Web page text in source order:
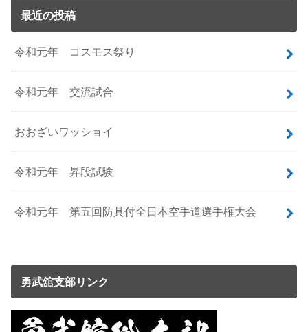
最近の投稿
令和元年 コスモス祭り
令和元年 交流試合
おおざいワッショイ
令和元年 昇段試験
令和元年 第五回防具付全日本空手道選手権大会
勇武舘支部リンク